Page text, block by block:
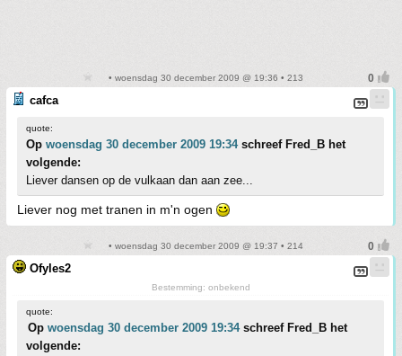
• woensdag 30 december 2009 @ 19:36 • 213
cafca
quote:
Op woensdag 30 december 2009 19:34schreef Fred_B het
volgende:
Liever dansen op de vulkaan dan aan zee...
Liever nog met tranen in m'n ogen
• woensdag 30 december 2009 @ 19:37 • 214
Ofyles2
Bestemming: onbekend
quote:
Op woensdag 30 december 2009 19:34schreef Fred_B het
volgende: